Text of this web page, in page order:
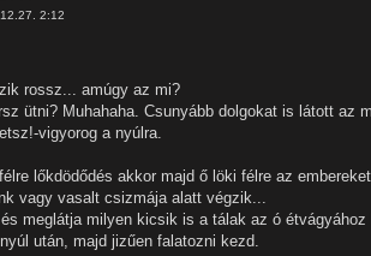
2:12
rossz... amúgy az mi?
ütni? Muhahaha. Csunyább dolgokat is látott az
vigyorog a nyúlra.
lőkdödődés akkor majd ő löki félre az
vagy vasalt csizmája alatt végzik...
meglátja milyen kicsik is a tálak az ó
után, majd jizűen falatozni kezd.